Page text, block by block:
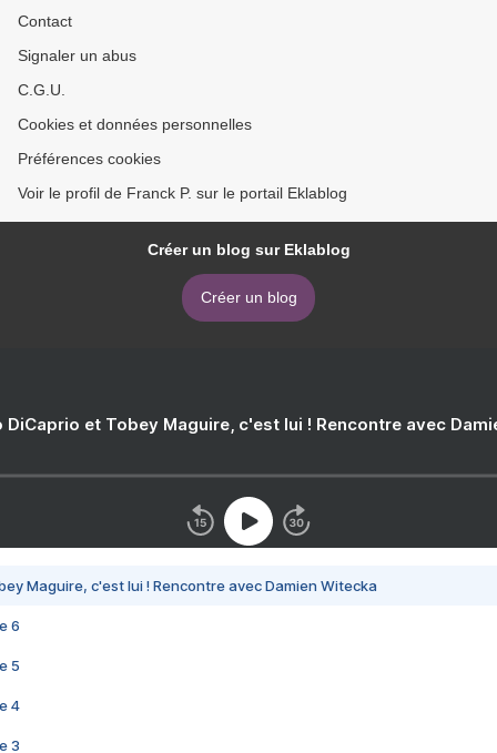
Contact
Signaler un abus
C.G.U.
Cookies et données personnelles
Préférences cookies
Voir le profil de Franck P. sur le portail Eklablog
Créer un blog sur Eklablog
Créer un blog
DiCaprio et Tobey Maguire, c'est lui ! Rencontre avec
Maguire, c'est lui ! Rencontre avec Damien Witecka
6
5
4
3